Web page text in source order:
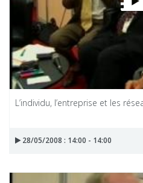
L’individu, l’entreprise et les
28/05/2008 : 14:00 - 14:00